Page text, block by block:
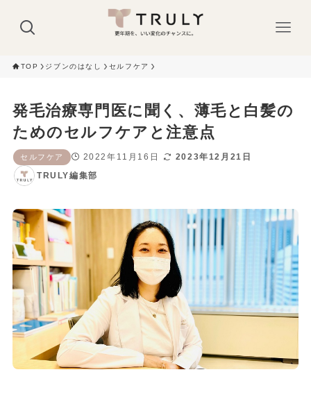
TOP ジブンのはなし セルフケア
発毛治療専門医に聞く、薄毛と白髪の
ためのセルフケアと注意点
セルフケア 2022年11月16日
2023年12月21日
TRULY編集部